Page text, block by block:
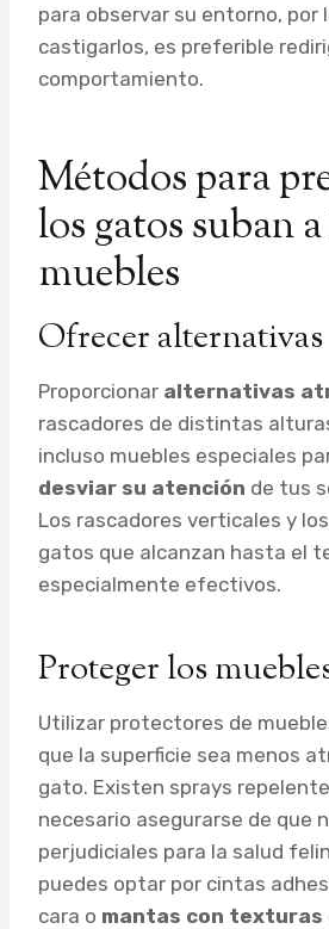
para observar su entorno, por
castigarlos, es preferible
comportamiento.
Métodos para
los gatos suban
muebles
Ofrecer alternativas
Proporcionar alternativas
rascadores de distintas
incluso muebles especiales
desviar su atención de tus
Los rascadores verticales y
gatos que alcanzan hasta el
especialmente efectivos.
Proteger los
Utilizar protectores de
que la superficie sea menos
gato. Existen sprays
necesario asegurarse de que
perjudiciales para la salud
puedes optar por cintas
cara o mantas con texturas